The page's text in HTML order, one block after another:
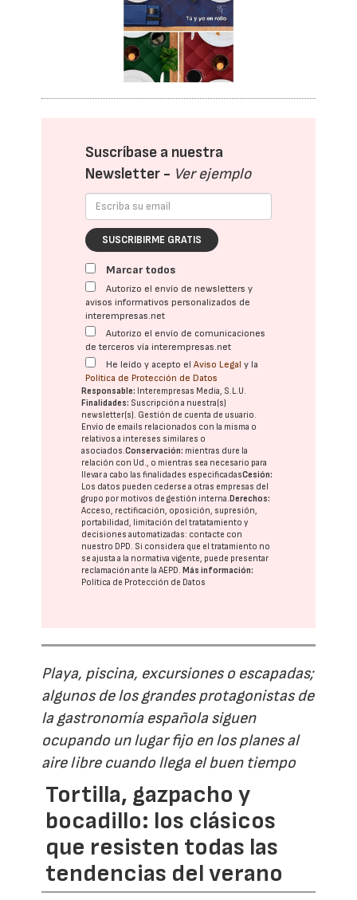
Suscríbase a nuestra
Newsletter - Ver ejemplo
SUSCRIBIRME GRATIS
Marcar todos
Autorizo el envío de newsletters y
avisos informativos personalizados de
interempresas.net
Autorizo el envío de comunicaciones
de terceros vía interempresas.net
He leído y acepto elAviso Legal y la
Política de Protección de Datos
Responsable: Interempresas Media, S.L.U.
Finalidades: Suscripción a nuestra(s)
newsletter(s). Gestión de cuenta de usuario.
Envío de emails relacionados con la misma o
relativos a intereses similares o
asociados.Conservación: mientras dure la
relación con Ud., o mientras sea necesario para
llevar a cabo las finalidades especificadasCesión:
Los datos pueden cederse a otras empresas del
grupo por motivos de gestión interna.Derechos:
Acceso, rectificación, oposición, supresión,
portabilidad, limitación del tratatamiento y
decisiones automatizadas: contacte con
nuestro DPD. Si considera que el tratamiento no
se ajusta a la normativa vigente, puede presentar
reclamación ante laAEPD.Más información:
Política de Protección de Datos
Playa, piscina, excursiones o escapadas;
algunos de los grandes protagonistas de
la gastronomía española siguen
ocupando un lugar fijo en los planes al
aire libre cuando llega el buen tiempo
Tortilla, gazpacho y
bocadillo: los clásicos
que resisten todas las
tendencias del verano